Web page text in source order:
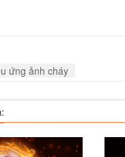
ứng ảnh cháy